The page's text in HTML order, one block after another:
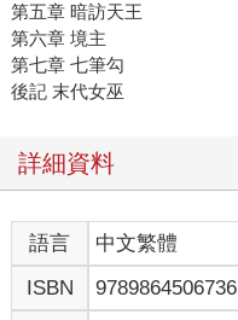
第五章 暗訪天王
第六章 境主
第七章 七筆勾
後記 末代女巫
詳細資料
語言 中文繁體
ISBN
9789864506736